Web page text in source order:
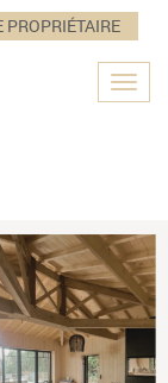
PROPRIÉTAIRE